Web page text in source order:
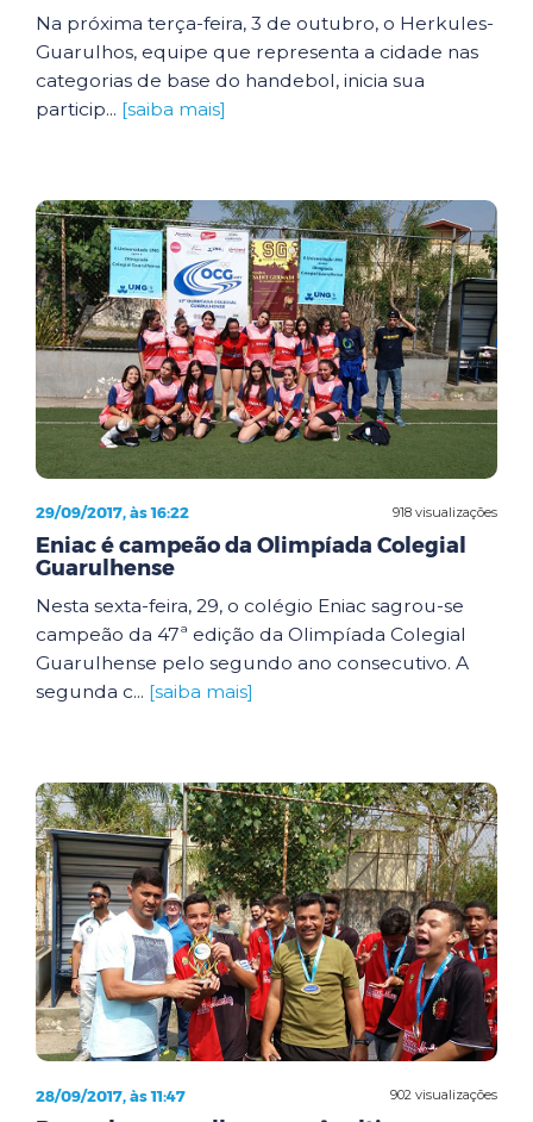
Na próxima terça-feira, 3 de outubro, o Herkules-
Guarulhos, equipe que representa a cidade nas
categorias de base do handebol, inicia sua
particip... [saiba mais]
918 visualizações
29/09/2017, às 16:22
Eniac é campeão da Olimpíada Colegial
Guarulhense
Nesta sexta-feira, 29, o colégio Eniac sagrou-se
campeão da 47ª edição da Olimpíada Colegial
Guarulhense pelo segundo ano consecutivo. A
segunda c... [saiba mais]
902 visualizações
28/09/2017, às 11:47